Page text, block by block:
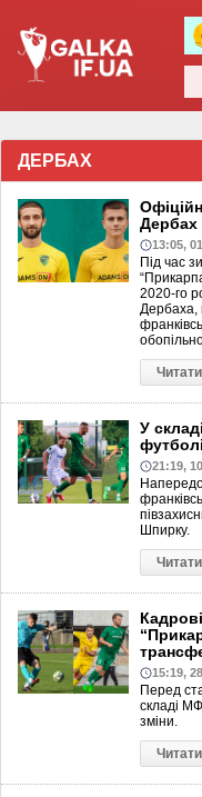
ДЕРБАХ
Дербах
13:05,
Під час
2020-го
Дербаха,
У
21:19,
Шпирку.
15:19,
Перед
складі
зміни.